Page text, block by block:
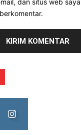
dan situs web